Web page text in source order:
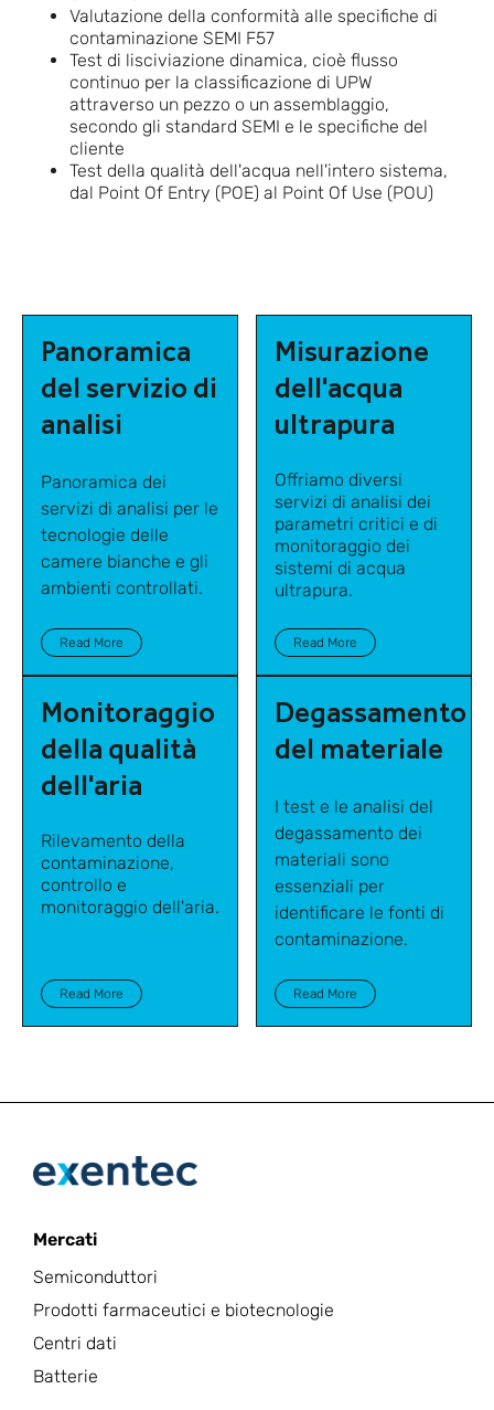
Valutazione della conformità alle specifiche di
contaminazione SEMI F57
Test di lisciviazione dinamica, cioè flusso
continuo per la classificazione di UPW
attraverso un pezzo o un assemblaggio,
secondo gli standard SEMI e le specifiche del
cliente
Test della qualità dell'acqua nell'intero sistema,
dal Point Of Entry (POE) al Point Of Use (POU)
Panoramica
del servizio di
analisi
Panoramica dei
servizi di analisi per le
tecnologie delle
camere bianche e gli
ambienti controllati.
Read More
Misurazione
dell'acqua
ultrapura
Offriamo diversi
servizi di analisi dei
parametri critici e di
monitoraggio dei
sistemi di acqua
ultrapura.
Read More
Monitoraggio
della qualità
dell'aria
Rilevamento della
contaminazione,
controllo e
monitoraggio dell'aria.
Read More
Degassamento
del materiale
I test e le analisi del
degassamento dei
materiali sono
essenziali per
identificare le fonti di
contaminazione.
Read More
Mercati
Semiconduttori
Prodotti farmaceutici e biotecnologie
Centri dati
Batterie